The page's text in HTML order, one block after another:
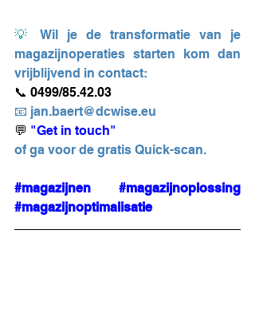
💡
Wil je de transformatie van je
magazijnoperaties starten kom dan
vrijblijvend in contact:
📞 0499/85.42.03
📧 jan.baert@dcwise.eu
💬 "Get in touch"
of ga voor de gratis Quick-scan.
#magazijnen
#magazijnoplossing
#magazijnoptimalisatie